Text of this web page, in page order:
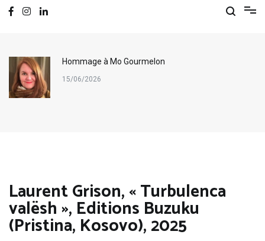
Hommage à Mo Gourmelon
15/06/2026
Laurent Grison, « Turbulenca
valësh », Editions Buzuku
(Pristina, Kosovo), 2025